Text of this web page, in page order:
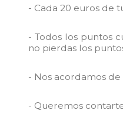
- Cada 20 euros de
- Todos los puntos
no pierdas los
- Nos acordamos de
- Queremos